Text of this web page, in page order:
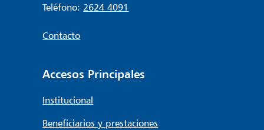
Teléfono: 2624 4091
Contacto
Accesos Principales
Institucional
Beneficiarios y prestaciones